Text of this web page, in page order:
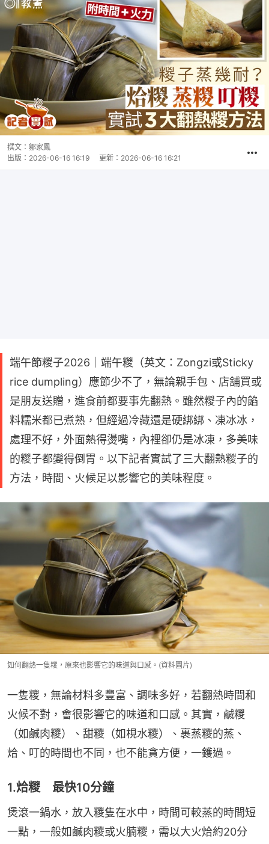
撰文： 鄒家鳳
出版： 2026-06-16 16:19 更新： 2026-06-16 16:21
端午節糉子2026｜端午糉（英文：Zongzi或Sticky
rice dumpling）應節少不了，無論親手包、店舖買或
是朋友送贈，進食前都要事先翻熱。雖然糉子內的餡
料糯米都已煮熟，但經過冷藏還是硬綁綁、凍冰冰，
處理不好，外面熱得燙嘴，內裡卻仍是冰凍，多美味
的糉子都變得倒胃。以下記者實試了三大翻熱糉子的
方法，時間、火候足以影響它的美味程度。
如何翻熱一隻糭，原來也影響它的味道與口感。(資料圖片)
一隻糭，無論材料多豐富、調味多好，若翻熱時間和
火候不對，會很影響它的味道和口感。其實，鹹糭
（如鹹肉糭）、甜糭（如梘水糭）、裹蒸糭的蒸、
烚、叮的時間也不同，也不能貪方便，一鑊過。
1.烚糉 最快10分鐘
煲滾一鍋水，放入糭隻在水中，時間可較蒸的時間短
一點，一般如鹹肉糭或火腩糭，需以大火烚約20分